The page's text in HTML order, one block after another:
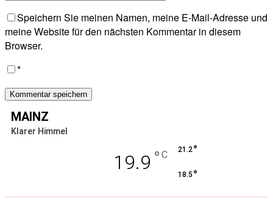
Speichern Sie meinen Namen, meine E-Mail-Adresse und
meine Website für den nächsten Kommentar in diesem
Browser.
*
MAINZ
Klarer Himmel
19.9 ° C 21.2°
18.5 °